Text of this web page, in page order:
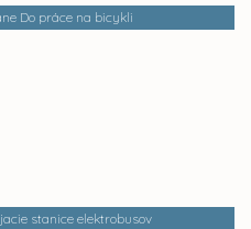
Do práce na bicykli
stanice elektrobusov